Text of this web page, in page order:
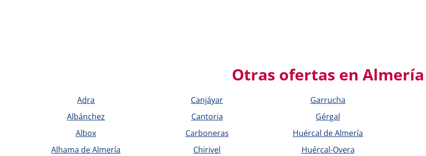
Otras ofertas en Almería
Adra
Albánchez
Albox
Alhama de Almería
Canjáyar
Cantoria
Carboneras
Chirivel
Garrucha
Gérgal
Huércal de Almería
Huércal-Overa